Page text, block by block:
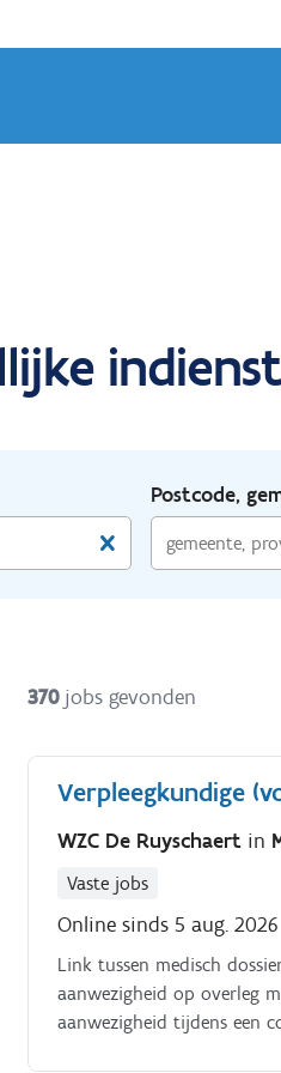
Postcode,
370 jobs gevonden
Verpleegkundige
WZC De Ruyschaert in
Vaste jobs
Online sinds 5 aug. 2026
Link tussen medisch
aanwezigheid op overleg
aanwezigheid tijdens een